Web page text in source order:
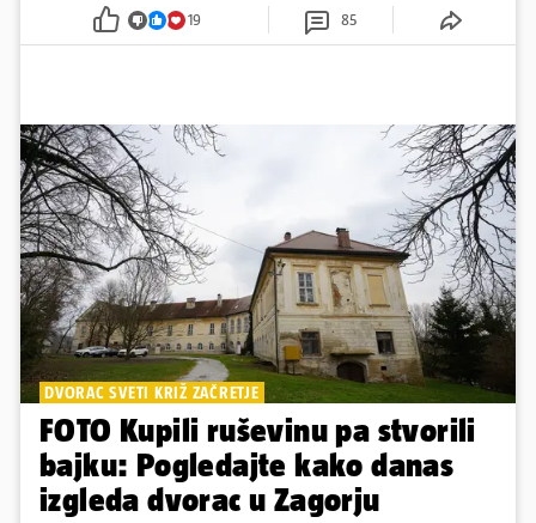
Dubaiju, Anja je spoj glamura, discipline i mladenačke energije
19 85
DVORAC SVETI KRIŽ ZAČRETJE
FOTO Kupili ruševinu pa stvorili
bajku: Pogledajte kako danas
izgleda dvorac u Zagorju